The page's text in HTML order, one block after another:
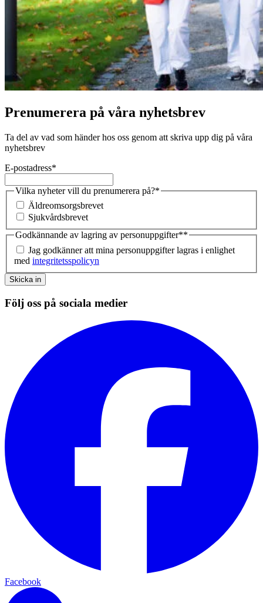
Prenumerera på våra nyhetsbrev
Ta del av vad som händer hos oss genom att skriva upp dig på våra
nyhetsbrev
E-postadress*
Vilka nyheter vill du prenumerera på?*
Äldreomsorgsbrevet
Sjukvårdsbrevet
Godkännande av lagring av personuppgifter**
Jag godkänner att mina personuppgifter lagras i enlighet
med integritetsspolicyn
Skicka in
Följ oss på sociala medier
Facebook